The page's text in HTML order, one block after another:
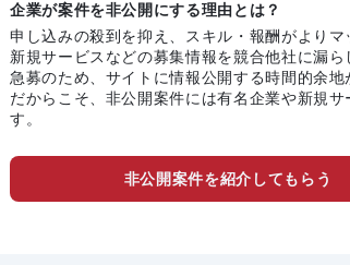
企業が案件を非公開にする理由とは？
申し込みの殺到を抑え、スキル・報酬がより
新規サービスなどの募集情報を競合他社に漏ら
急募のため、サイトに情報公開する時間的余地
だからこそ、非公開案件には有名企業や新規サ
す。
非公開案件を紹介してもらう